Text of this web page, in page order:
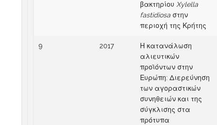
βακτηρίου Xylella
fastidiosaστην
περιοχή της Κρήτης
9 2017
Η κατανάλωση
αλιευτικών
προϊόντων στην
Ευρώπη: Διερεύνηση
των αγοραστικών
συνηθειών και της
σύγκλισης στα
πρότυπα